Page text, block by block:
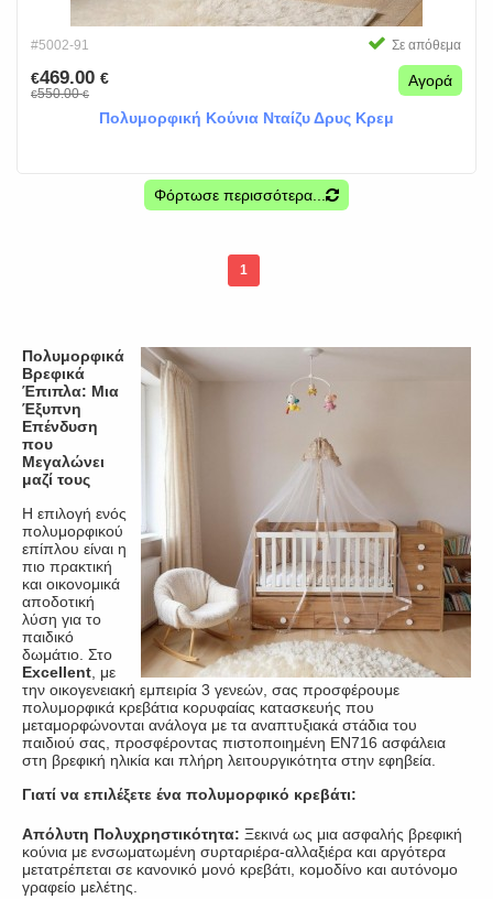
#5002-91 Σε απόθεμα
€469.00 €
€550.00€
Αγορά
Πολυμορφική Κούνια Νταίζυ Δρυς Κρεμ
Φόρτωσε περισσότερα...
1
Πολυμορφικά
Βρεφικά
Έπιπλα: Μια
Έξυπνη
Επένδυση
που
Μεγαλώνει
μαζί τους
Η επιλογή ενός
πολυμορφικού
επίπλου είναι η
πιο πρακτική
και οικονομικά
αποδοτική
λύση για το
παιδικό
δωμάτιο. Στο
Excellent , με
την οικογενειακή εμπειρία 3 γενεών, σας προσφέρουμε
πολυμορφικά κρεβάτια κορυφαίας κατασκευής που
μεταμορφώνονται ανάλογα με τα αναπτυξιακά στάδια του
παιδιού σας, προσφέροντας πιστοποιημένη EN716 ασφάλεια
στη βρεφική ηλικία και πλήρη λειτουργικότητα στην εφηβεία.
Γιατί να επιλέξετε ένα πολυμορφικό κρεβάτι:
Απόλυτη Πολυχρηστικότητα: Ξεκινά ως μια ασφαλής βρεφική
κούνια με ενσωματωμένη συρταριέρα-αλλαξιέρα και αργότερα
μετατρέπεται σε κανονικό μονό κρεβάτι, κομοδίνο και αυτόνομο
γραφείο μελέτης.